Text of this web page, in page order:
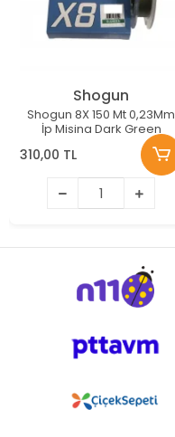
Shogun
Shogun 8X 150 Mt 0,23Mm
İp Misina Dark Green
310,00 TL